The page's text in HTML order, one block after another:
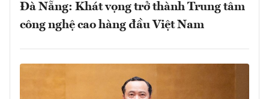
Đà Nẵng: Khát vọng trở thành Trung tâm
công nghệ cao hàng đầu Việt Nam